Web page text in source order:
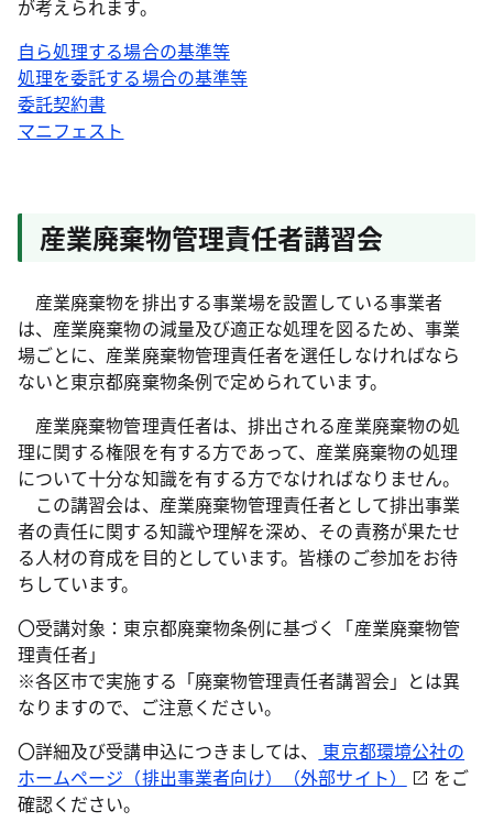
が考えられます。
自ら処理する場合の基準等
処理を委託する場合の基準等
委託契約書
マニフェスト
産業廃棄物管理責任者講習会
産業廃棄物を排出する事業場を設置している事業者
は、産業廃棄物の減量及び適正な処理を図るため、事業
場ごとに、産業廃棄物管理責任者を選任しなければなら
ないと東京都廃棄物条例で定められています。
産業廃棄物管理責任者は、排出される産業廃棄物の処
理に関する権限を有する方であって、産業廃棄物の処理
について十分な知識を有する方でなければなりません。
この講習会は、産業廃棄物管理責任者として排出事業
者の責任に関する知識や理解を深め、その責務が果たせ
る人材の育成を目的としています。皆様のご参加をお待
ちしています。
〇受講対象：東京都廃棄物条例に基づく「産業廃棄物管
理責任者」
※各区市で実施する「廃棄物管理責任者講習会」とは異
なりますので、ご注意ください。
〇詳細及び受講申込につきましては、
東京都環境公社の
ホームページ（排出事業者向け）（外部サイト）
をご
確認ください。